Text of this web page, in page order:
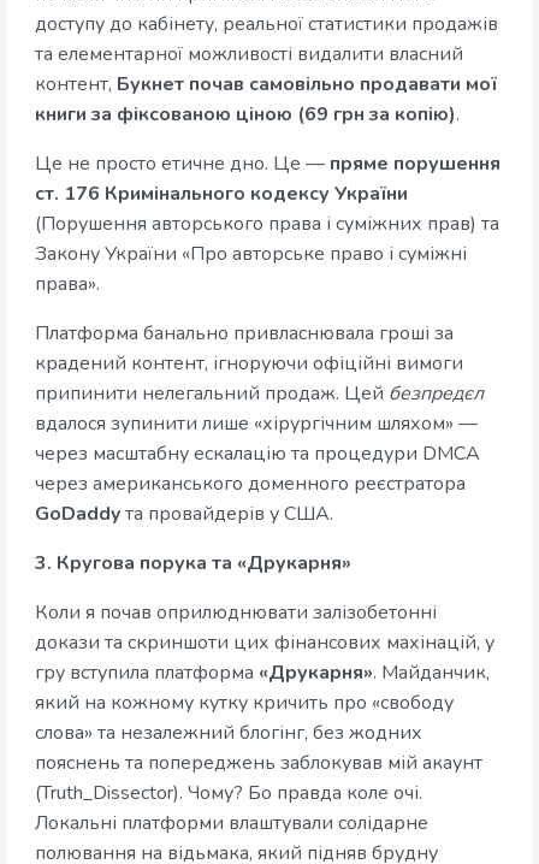
доступу до кабінету, реальної статистики продажів
та елементарної можливості видалити власний
контент, Букнет почав самовільно продавати мої
книги за фіксованою ціною (69 грн за копію).
Це не просто етичне дно. Це — пряме порушення
ст. 176 Кримінального кодексу України
(Порушення авторського права і суміжних прав) та
Закону України «Про авторське право і суміжні
права».
Платформа банально привласнювала гроші за
крадений контент, ігноруючи офіційні вимоги
припинити нелегальний продаж. Цей безпредєл
вдалося зупинити лише «хірургічним шляхом» —
через масштабну ескалацію та процедури DMCA
через американського доменного реєстратора
GoDaddyта провайдерів у США.
3. Кругова порука та «Друкарня»
Коли я почав оприлюднювати залізобетонні
докази та скриншоти цих фінансових махінацій, у
гру вступила платформа «Друкарня». Майданчик,
який на кожному кутку кричить про «свободу
слова» та незалежний блогінг, без жодних
пояснень та попереджень заблокував мій акаунт
(Truth_Dissector). Чому? Бо правда коле очі.
Локальні платформи влаштували солідарне
полювання на відьмака, який підняв брудну